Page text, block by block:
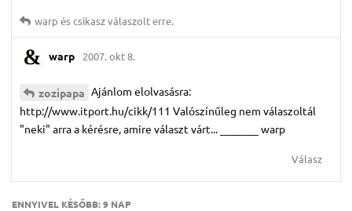
warp éscsikaszválaszolt erre.
warp 2007. okt 8.
zozipapa Ajánlom elolvasásra:
http://www.itport.hu/cikk/111 Valószínűleg nem válaszoltál
"neki" arra a kérésre, amire választ várt... _______ warp
Válasz
ENNYIVEL KÉSŐBB:9 NAP